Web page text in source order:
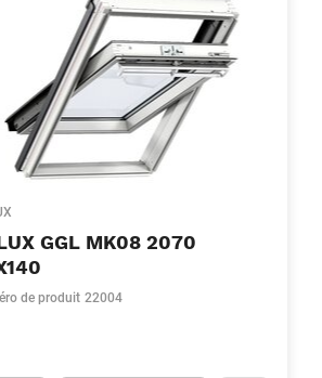
GGL MK08 2070
de produit 22004